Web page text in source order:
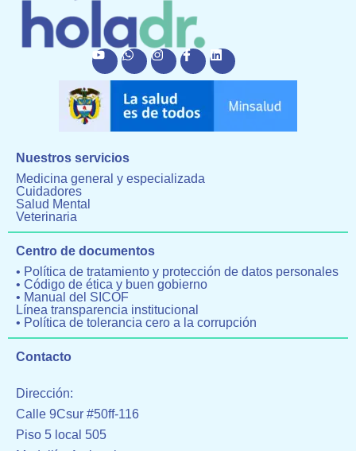
Nuestros servicios
Medicina general y especializada
Cuidadores
Salud Mental
Veterinaria
Centro de documentos
• Política de tratamiento y protección de datos personales
• Código de ética y buen gobierno
• Manual del SICOF
Línea transparencia institucional
• Política de tolerancia cero a la corrupción
Contacto
Dirección:
Calle 9Csur #50ff-116
Piso 5 local 505